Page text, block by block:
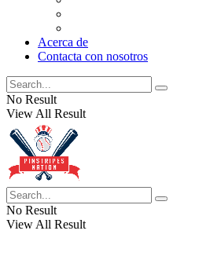
Acerca de
Contacta con nosotros
No Result
View All Result
No Result
View All Result